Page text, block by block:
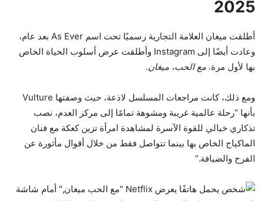
2025
أطلقت ميغان العلامة التجارية رسميًا تحت اسم As Ever بعد عام،
وعادت أيضًا إلى Instagram وأطلقت عرض أسلوب الحياة الخاص
بها لأول مرة. مع الحب، ميغان.
ومع ذلك، كانت مراجعات المسلسل لاذعة، حيث وصفتها Vulture
بأنها “رحلة عالمية غريبة ومشوهة تمامًا إلى مركز العدم، نصب
تذكاري خيالي للقوة الآسرة لمشاهدة امرأة تزين كعكة مع فنان
الماكياج الخاص بها بينما تتواصل فقط من خلال أقوال مأثورة عن
الفرح والضيافة.”